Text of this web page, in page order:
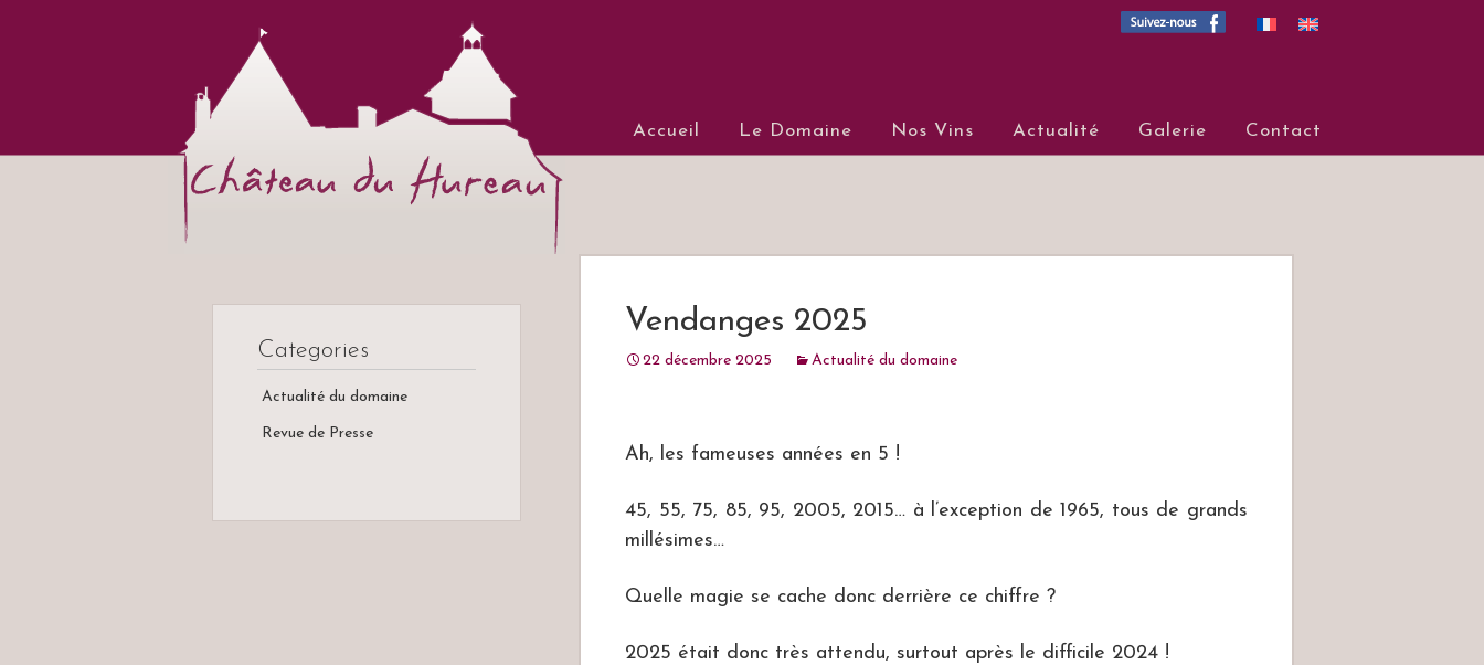
Vins de Loire, Saumur Champigny (Cabernet franc),
Aller au contenu principal
Accueil Le Domaine Nos Vins Actualité Galerie Contact
Vendanges 2025
22 décembre 2025 Actualité du domaine
Ah, les fameuses années en 5 !
45, 55, 75, 85, 95, 2005, 2015… à l’exception de 1965, tous de grands
millésimes…
Quelle magie se cache donc derrière ce chiffre ?
2025 était donc très attendu, surtout après le difficile 2024 !
Categories
Actualité du domaine
Revue de Presse